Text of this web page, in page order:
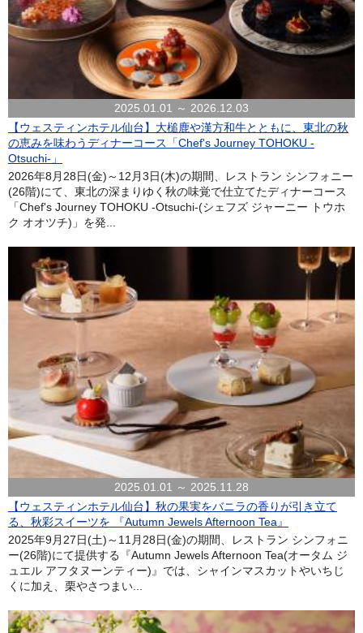
2025.01.01 ～ 2026.12.03
【ウェスティンホテル仙台】大槌鹿や漢方和牛とともに、東北の秋
の恵みを味わうディナーコース「Chef's Journey TOHOKU -
Otsuchi-」
2026年8月28日(金)～12月3日(木)の期間、レストラン シンフォニー
(26階)にて、東北の深まりゆく秋の味覚で仕立てたディナーコース
「Chef's Journey TOHOKU -Otsuchi-(シェフズ ジャーニー トウホ
ク オオツチ)」を発...
2025.01.01 ～ 2025.11.28
【ウェスティンホテル仙台】秋の果実をバニラの香りが引き立て
る、秋彩スイーツを 『Autumn Jewels Afternoon Tea』
2025年9月27日(土)～11月28日(金)の期間、レストラン シンフォニ
ー(26階)にて提供する『Autumn Jewels Afternoon Tea(オータム ジ
ュエル アフタヌーンティー)』では、シャインマスカットやいちじ
くに加え、栗やさつまい...